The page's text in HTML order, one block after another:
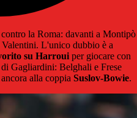
la Roma: davanti a Montipò
L'unico dubbio è a
su Harroui per giocare con
Gagliardini: Belghali e Frese
alla coppia Suslov-Bowie.